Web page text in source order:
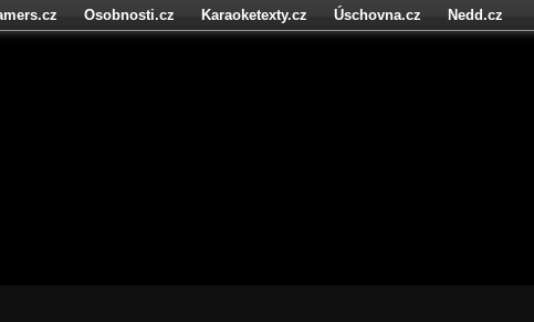
Osobnosti.cz Karaoketexty.cz Úschovna.cz
Nedd.cz